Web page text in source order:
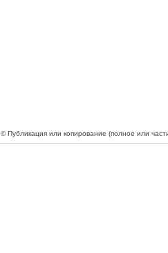
© Публикация или копирование (полное или